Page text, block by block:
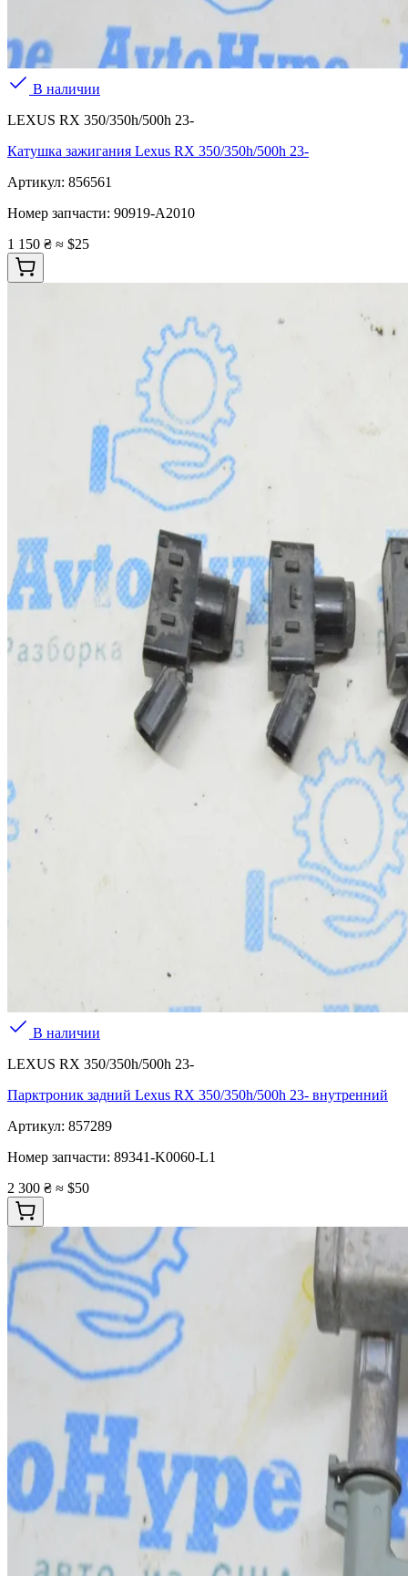
В наличии
LEXUS RX 350/350h/500h 23-
Катушка зажигания Lexus RX 350/350h/500h 23-
Артикул: 856561
Номер запчасти: 90919-A2010
1 150 ₴ ≈ $25
В наличии
LEXUS RX 350/350h/500h 23-
Парктроник задний Lexus RX 350/350h/500h 23- внутренний
Артикул: 857289
Номер запчасти: 89341-K0060-L1
2 300 ₴ ≈ $50